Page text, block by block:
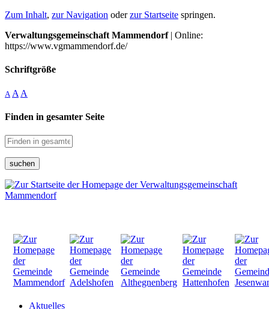
Zum Inhalt, zur Navigation oderzur Startseite springen.
Verwaltungsgemeinschaft Mammendorf| Online:
https://www.vgmammendorf.de/
Schriftgröße
A A A
Finden in gesamter Seite
suchen
Aktuelles